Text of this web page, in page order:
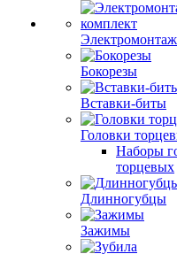
Бокорезы
Вставки-биты
Головки
Наборы
торцевых
Длинногубцы
Зажимы